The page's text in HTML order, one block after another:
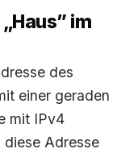
im
des
einer geraden
mit IPv4
diese Adresse